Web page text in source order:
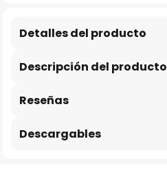
Descripción del producto
Detalles del producto
Reseñas
Descargables